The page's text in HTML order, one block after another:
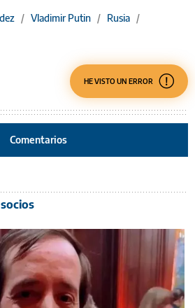
/ Vladimir Putin / Rusia /
HE VISTO UN ERROR
Comentarios